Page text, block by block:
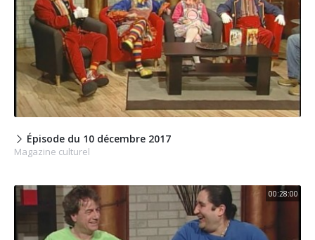
Épisode du 10 décembre 2017
Magazine culturel
00:28:00